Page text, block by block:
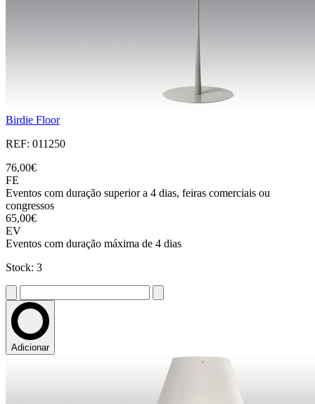
Birdie Floor
REF: 011250
76,00€
FE
Eventos com duração superior a 4 dias, feiras comerciais ou
congressos
65,00€
EV
Eventos com duração máxima de 4 dias
Stock: 3
Adicionar